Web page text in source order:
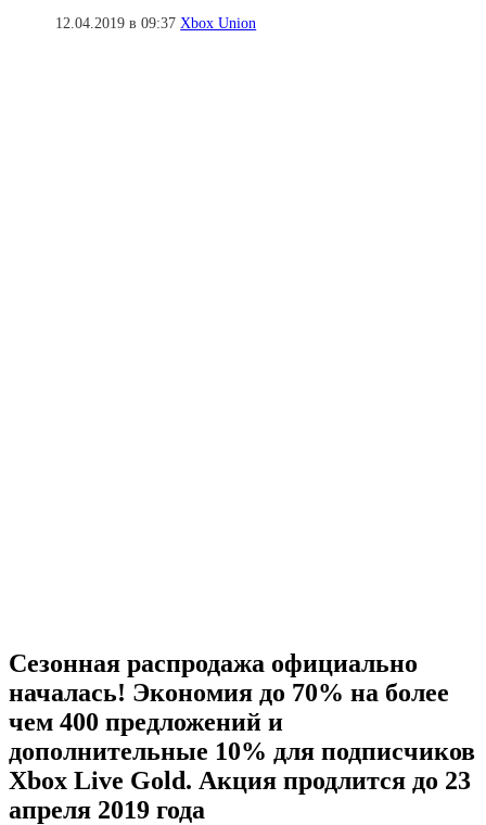
12.04.2019 в 09:37Xbox Union
Сезонная распродажа официально
началась! Экономия до 70% на более
чем 400 предложений и
дополнительные 10% для подписчиков
Xbox Live Gold. Акция продлится до 23
апреля 2019 года